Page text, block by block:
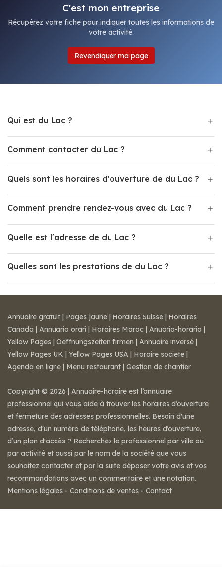
C'est mon entreprise
Récupérez votre fiche pour indiquer toutes les informations de
votre activité.
Revendiquer ma page
Qui est du Lac ?
Comment contacter du Lac ?
Quels sont les horaires d'ouverture de du Lac ?
Comment prendre rendez-vous avec du Lac ?
Quelle est l'adresse de du Lac ?
Quelles sont les prestations de du Lac ?
Annuaire gratuit | Pages jaune | Horaires Suisse | Horaires
Canada | Annuario orari | Horaires Maroc | Anuario-horario |
Yellow Pages | Oeffnungszeiten firmen | Annuaire inversé |
Yellow Pages UK | Yellow Pages USA | Horaire societe |
Agenda en ligne | Menu restaurant | Gestion de chantier
Copyright © 2026 | Annuaire-horaire est l’annuaire
professionnel qui vous aide à trouver les horaires d’ouverture
et fermeture des adresses professionnelles. Besoin d'une
adresse, d'un numéro de téléphone, les heures d’ouverture,
d’un plan d'accès ? Recherchez le professionnel par ville ou
par activité et aussi par le nom de la société que vous
souhaitez contacter et par la suite déposer votre avis et vos
recommandations avec un commentaire et une notation.
Mentions légales - Conditions de ventes - Contact